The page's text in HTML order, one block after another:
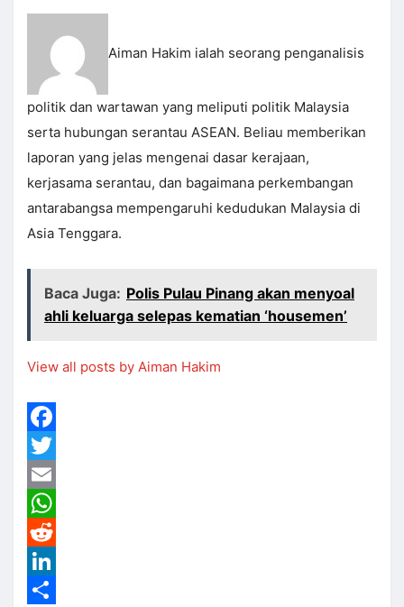
Aiman Hakim ialah seorang penganalisis
politik dan wartawan yang meliputi politik Malaysia
serta hubungan serantau ASEAN. Beliau memberikan
laporan yang jelas mengenai dasar kerajaan,
kerjasama serantau, dan bagaimana perkembangan
antarabangsa mempengaruhi kedudukan Malaysia di
Asia Tenggara.
Baca Juga: Polis Pulau Pinang akan menyoal
ahli keluarga selepas kematian ‘housemen’
View all posts by Aiman Hakim
Facebook
Twitter
Email
WhatsApp
Reddit
LinkedIn